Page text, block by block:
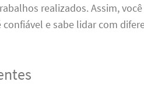
realizados. Assim,
confiável e sabe lidar com